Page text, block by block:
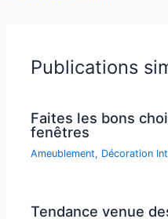
Publications
Faites les bons
fenêtres
Ameublement, Décoration
Tendance venue